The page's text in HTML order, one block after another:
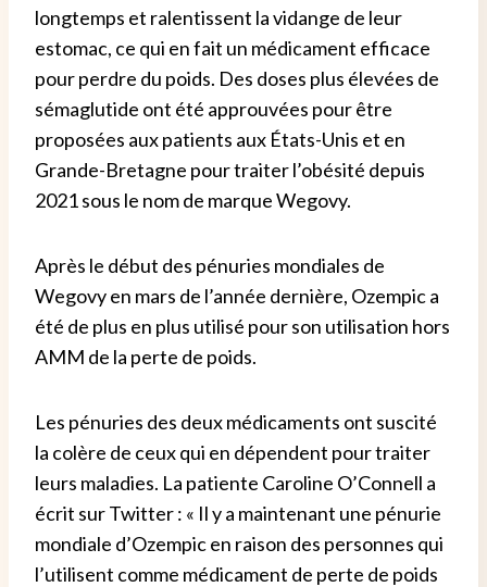
longtemps et ralentissent la vidange de leur
estomac, ce qui en fait un médicament efficace
pour perdre du poids. Des doses plus élevées de
sémaglutide ont été approuvées pour être
proposées aux patients aux États-Unis et en
Grande-Bretagne pour traiter l’obésité depuis
2021 sous le nom de marque Wegovy.
Après le début des pénuries mondiales de
Wegovy en mars de l’année dernière, Ozempic a
été de plus en plus utilisé pour son utilisation hors
AMM de la perte de poids.
Les pénuries des deux médicaments ont suscité
la colère de ceux qui en dépendent pour traiter
leurs maladies. La patiente Caroline O’Connell a
écrit sur Twitter : « Il y a maintenant une pénurie
mondiale d’Ozempic en raison des personnes qui
l’utilisent comme médicament de perte de poids